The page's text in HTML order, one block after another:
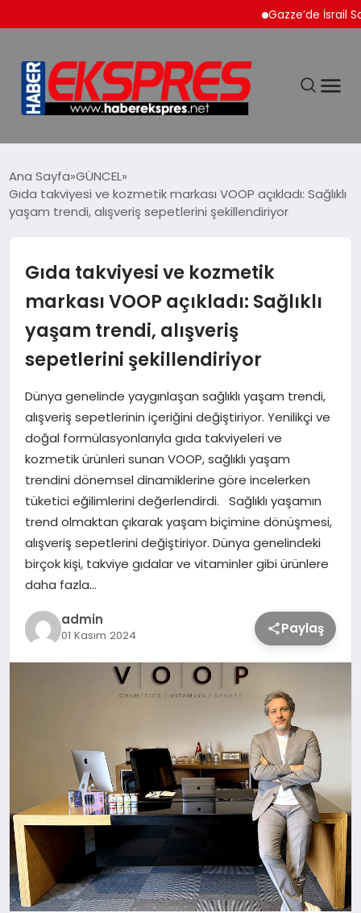
Gazze’de İsrail
EKONOMİ
SİYASET
SPOR
YAŞAM
TEKNOLOJİ
SAĞLIK
MAGAZİN
EĞİTİM
Ana Sayfa GÜNCEL
Gıda takviyesi ve kozmetik markası VOOP açıkladı: Sağlıklı
yaşam trendi, alışveriş sepetlerini şekillendiriyor
Gıda takviyesi ve kozmetik
markası VOOP açıkladı: Sağlıklı
yaşam trendi, alışveriş
sepetlerini şekillendiriyor
Dünya genelinde yaygınlaşan sağlıklı yaşam trendi,
alışveriş sepetlerinin içeriğini değiştiriyor. Yenilikçi ve
doğal formülasyonlarıyla gıda takviyeleri ve
kozmetik ürünleri sunan VOOP, sağlıklı yaşam
trendini dönemsel dinamiklerine göre incelerken
tüketici eğilimlerini değerlendirdi. Sağlıklı yaşamın
trend olmaktan çıkarak yaşam biçimine dönüşmesi,
alışveriş sepetlerini değiştiriyor. Dünya genelindeki
birçok kişi, takviye gıdalar ve vitaminler gibi ürünlere
daha fazla…
admin
01 Kasım 2024 Paylaş